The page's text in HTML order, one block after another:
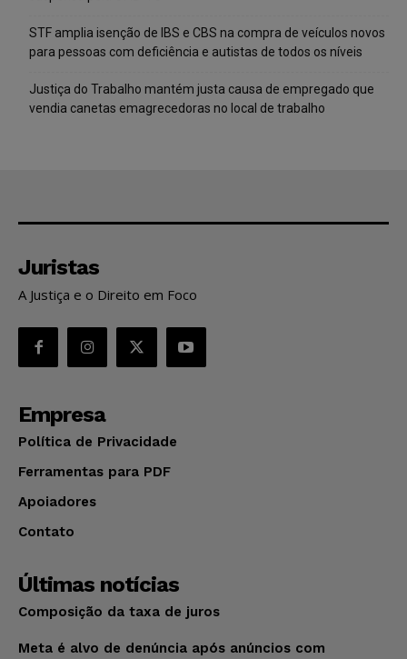
STF amplia isenção de IBS e CBS na compra de veículos novos
para pessoas com deficiência e autistas de todos os níveis
Justiça do Trabalho mantém justa causa de empregado que
vendia canetas emagrecedoras no local de trabalho
Juristas
A Justiça e o Direito em Foco
Empresa
Política de Privacidade
Ferramentas para PDF
Apoiadores
Contato
Últimas notícias
Composição da taxa de juros
Meta é alvo de denúncia após anúncios com